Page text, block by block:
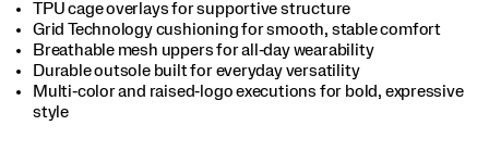
TPU cage overlays for supportive structure
Grid Technology cushioning for smooth, stable comfort
Breathable mesh uppers for all‑day wearability
Durable outsole built for everyday versatility
Multi‑color and raised‑logo executions for bold, expressive
style